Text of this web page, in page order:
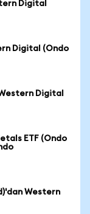
Digital
Digital (Ondo
Digital
ETF (Ondo
Western